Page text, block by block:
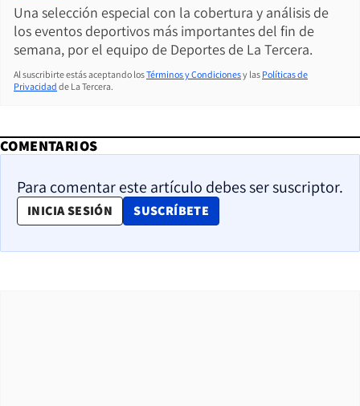
Una selección especial con la cobertura y análisis de
los eventos deportivos más importantes del fin de
semana, por el equipo de Deportes de La Tercera.
Al suscribirte estás aceptando losTérminos y Condicionesy las Políticas de
Privacidad de La Tercera.
COMENTARIOS
Para comentar este artículo debes ser suscriptor.
INICIA SESIÓN SUSCRÍBETE
OPENS IN NEW WINDOW